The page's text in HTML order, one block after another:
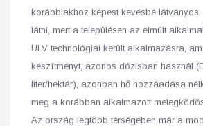
korábbiakhoz képest kevésbé látványos.
látni, mert a településen az elmúlt
ULV technológiai került alkalmazásra,
készítményt, azonos dózisban használ
liter/hektár), azonban hő hozzáadása
meg a korábban alkalmazott
Az ország legtöbb térségében már a